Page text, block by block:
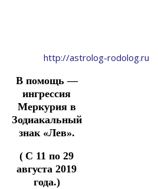
http://astrolog-rodolog.ru
В помощь —
ингрессия
Меркурия в
Зодиакальный
знак «Лев».
( С 11 по 29
августа 2019
года.)